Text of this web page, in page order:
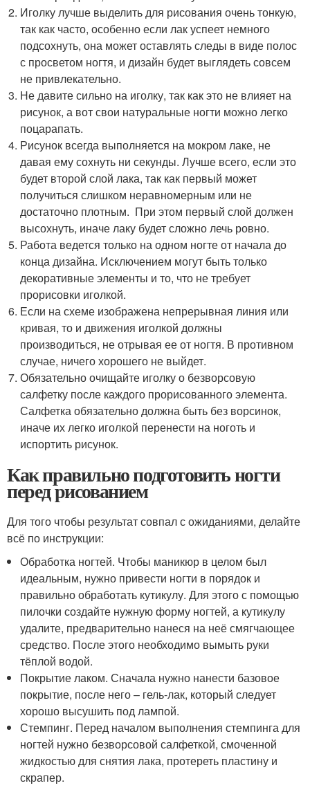
Иголку лучше выделить для рисования очень тонкую,
так как часто, особенно если лак успеет немного
подсохнуть, она может оставлять следы в виде полос
с просветом ногтя, и дизайн будет выглядеть совсем
не привлекательно.
Не давите сильно на иголку, так как это не влияет на
рисунок, а вот свои натуральные ногти можно легко
поцарапать.
Рисунок всегда выполняется на мокром лаке, не
давая ему сохнуть ни секунды. Лучше всего, если это
будет второй слой лака, так как первый может
получиться слишком неравномерным или не
достаточно плотным. При этом первый слой должен
высохнуть, иначе лаку будет сложно лечь ровно.
Работа ведется только на одном ногте от начала до
конца дизайна. Исключением могут быть только
декоративные элементы и то, что не требует
прорисовки иголкой.
Если на схеме изображена непрерывная линия или
кривая, то и движения иголкой должны
производиться, не отрывая ее от ногтя. В противном
случае, ничего хорошего не выйдет.
Обязательно очищайте иголку о безворсовую
салфетку после каждого прорисованного элемента.
Салфетка обязательно должна быть без ворсинок,
иначе их легко иголкой перенести на ноготь и
испортить рисунок.
Как правильно подготовить ногти
перед рисованием
Для того чтобы результат совпал с ожиданиями, делайте
всё по инструкции:
Обработка ногтей. Чтобы маникюр в целом был
идеальным, нужно привести ногти в порядок и
правильно обработать кутикулу. Для этого с помощью
пилочки создайте нужную форму ногтей, а кутикулу
удалите, предварительно нанеся на неё смягчающее
средство. После этого необходимо вымыть руки
тёплой водой.
Покрытие лаком. Сначала нужно нанести базовое
покрытие, после него – гель-лак, который следует
хорошо высушить под лампой.
Стемпинг. Перед началом выполнения стемпинга для
ногтей нужно безворсовой салфеткой, смоченной
жидкостью для снятия лака, протереть пластину и
скрапер.